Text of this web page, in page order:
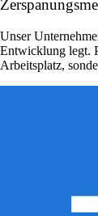
Unser
Entwicklung legt.
Arbeitsplatz,